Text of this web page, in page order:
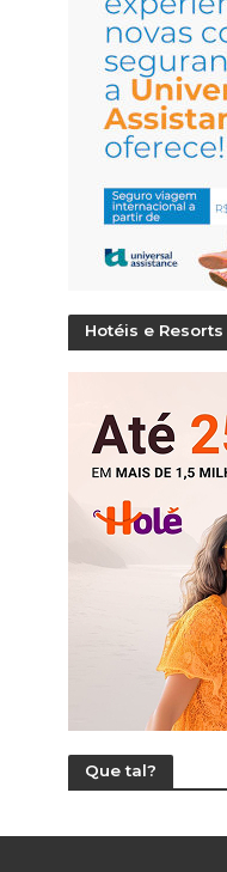
Hotéis e Resorts
Que tal?